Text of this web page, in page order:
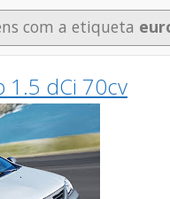
com a etiqueta
1.5 dCi 70cv